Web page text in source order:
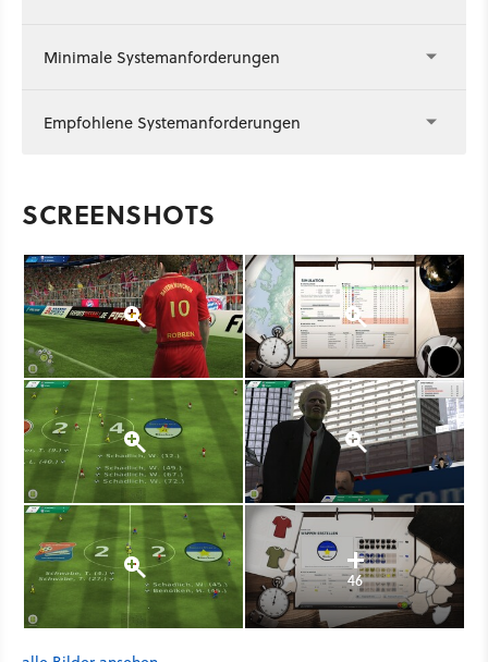
Minimale Systemanforderungen
Empfohlene Systemanforderungen
SCREENSHOTS
46